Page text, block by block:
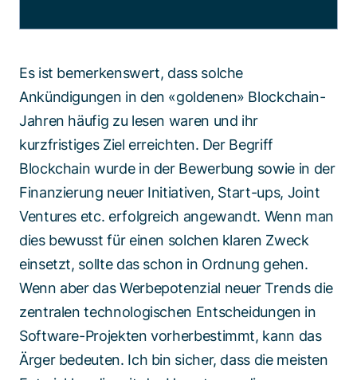
Es ist bemerkenswert, dass solche
Ankündigungen in den «goldenen» Blockchain-
Jahren häufig zu lesen waren und ihr
kurzfristiges Ziel erreichten. Der Begriff
Blockchain wurde in der Bewerbung sowie in der
Finanzierung neuer Initiativen, Start-ups, Joint
Ventures etc. erfolgreich angewandt. Wenn man
dies bewusst für einen solchen klaren Zweck
einsetzt, sollte das schon in Ordnung gehen.
Wenn aber das Werbepotenzial neuer Trends die
zentralen technologischen Entscheidungen in
Software-Projekten vorherbestimmt, kann das
Ärger bedeuten. Ich bin sicher, dass die meisten